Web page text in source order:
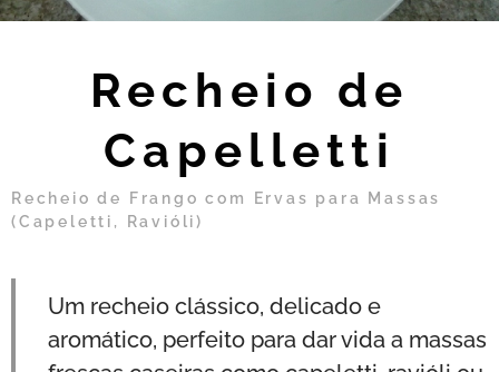
Recheio de
Capelletti
Recheio de Frango com Ervas para Massas
(Capeletti, Ravióli)
Um recheio clássico, delicado e
aromático, perfeito para dar vida a massas